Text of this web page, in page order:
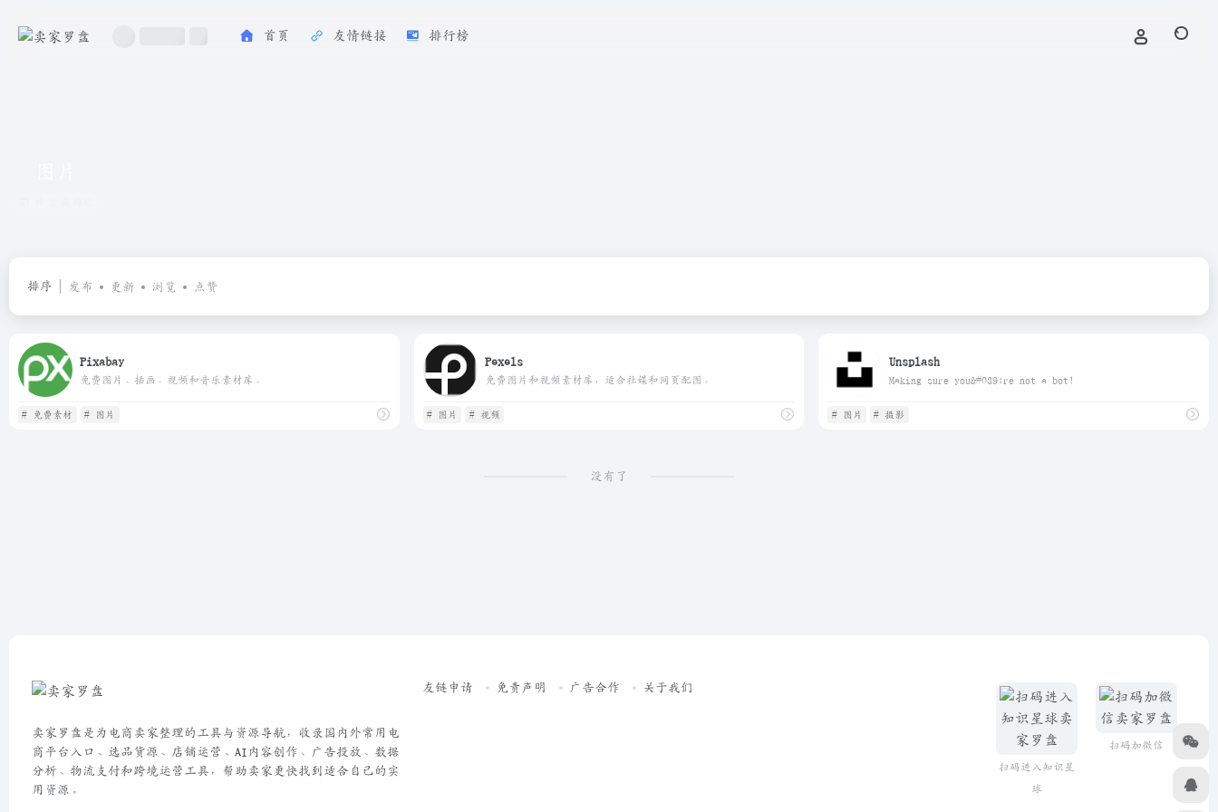
首页 友情链接 排行榜
排序 发布 更新 浏览 点赞
Pixabay
免费图片、插画、视频和音乐素材库。
# 免费素材 # 图片
Pexels
免费图片和视频素材库，适合社媒和网页配图。
# 图片 # 视频
Unsplash
Making sure you&#039;re not a bot!
# 图片 # 摄影
没有了
卖家罗盘是为电商卖家整理的工具与资源导航，收录国内外常用电
商平台入口、选品货源、店铺运营、AI内容创作、广告投放、数据
分析、物流支付和跨境运营工具，帮助卖家更快找到适合自己的实
用资源。
友链申请 免责声明 广告合作 关于我们
扫码进入知识星
球
扫码加微信